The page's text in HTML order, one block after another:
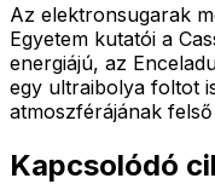
Az elektronsugarak
Egyetem kutatói a
energiájú, az
egy ultraibolya foltot
atmoszférájának
Kapcsolódó